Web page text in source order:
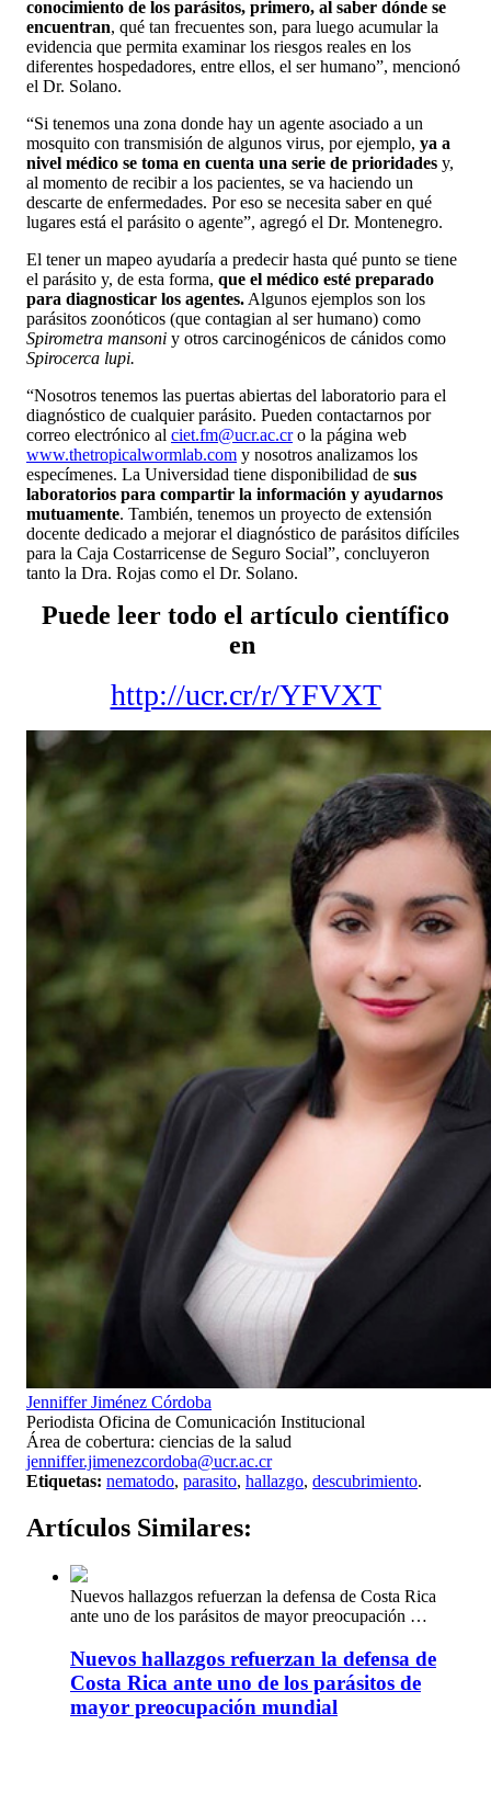
conocimiento de los parásitos, primero, al saber dónde se
encuentran, qué tan frecuentes son, para luego acumular la
evidencia que permita examinar los riesgos reales en los
diferentes hospedadores, entre ellos, el ser humano”, mencionó
el Dr. Solano.
“Si tenemos una zona donde hay un agente asociado a un
mosquito con transmisión de algunos virus, por ejemplo, ya a
nivel médico se toma en cuenta una serie de prioridades y,
al momento de recibir a los pacientes, se va haciendo un
descarte de enfermedades. Por eso se necesita saber en qué
lugares está el parásito o agente”, agregó el Dr. Montenegro.
El tener un mapeo ayudaría a predecir hasta qué punto se tiene
el parásito y, de esta forma, que el médico esté preparado
para diagnosticar los agentes. Algunos ejemplos son los
parásitos zoonóticos (que contagian al ser humano) como
Spirometra mansoni y otros carcinogénicos de cánidos como
Spirocerca lupi.
“Nosotros tenemos las puertas abiertas del laboratorio para el
diagnóstico de cualquier parásito. Pueden contactarnos por
correo electrónico al ciet.fm@ucr.ac.cro la página web
www.thetropicalwormlab.com y nosotros analizamos los
especímenes. La Universidad tiene disponibilidad de sus
laboratorios para compartir la información y ayudarnos
mutuamente. También, tenemos un proyecto de extensión
docente dedicado a mejorar el diagnóstico de parásitos difíciles
para la Caja Costarricense de Seguro Social”, concluyeron
tanto la Dra. Rojas como el Dr. Solano.
Puede leer todo el artículo científico
en
http://ucr.cr/r/YFVXT
Jenniffer Jiménez Córdoba
Periodista Oficina de Comunicación Institucional
Área de cobertura: ciencias de la salud
jenniffer.jimenezcordoba@ucr.ac.cr
Etiquetas: nematodo, parasito, hallazgo, descubrimiento.
Artículos Similares:
Nuevos hallazgos refuerzan la defensa de Costa Rica
ante uno de los parásitos de mayor preocupación …
Nuevos hallazgos refuerzan la defensa de
Costa Rica ante uno de los parásitos de
mayor preocupación mundial